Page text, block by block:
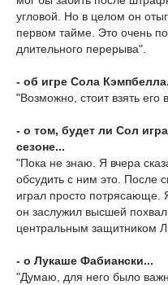
угловой. Но в целом он
первом тайме. Это очень
длительного перерыва".
- об игре Сола
"Возможно, стоит взять
- о том, будет ли Сол
сезоне...
"Пока не знаю. Я вчера
обсудить с ним это. После
играл просто потрясающе.
он заслужил высшей
центральным защитником
- о Лукаше Фабиански...
"Думаю, для него было